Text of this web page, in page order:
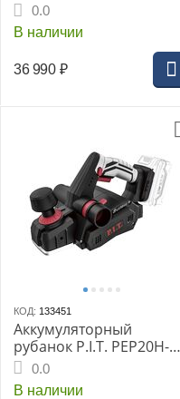
DKP181RT, LXT BL 18В,
ADT, AWS, макс. глуб. 3
мм, ширина 82 мм, 1*5,0
0.0
В наличии
36 990 ₽
КОД: 133451
Аккумуляторный
рубанок P.I.T. PEP20H-
82A SOLO, бесщеточный,
20В, 82 мм
0.0
В наличии